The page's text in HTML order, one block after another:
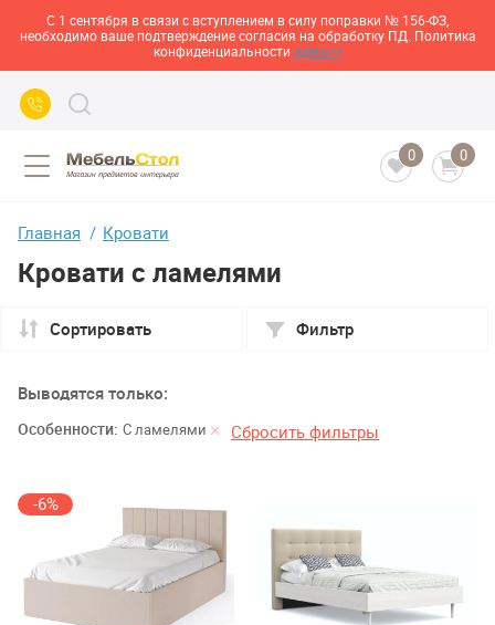
С 1 сентября в связи с вступлением в силу поправки № 156-ФЗ,
необходимо ваше подтверждение согласия на обработку ПД. Политика
конфиденциальности здесь>>
0 0
Главная Кровати
Кровати с ламелями
Сортировать Фильтр
Выводятся только:
Особенности: С ламелями Сбросить фильтры
-6%